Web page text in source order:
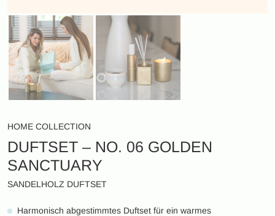
HOME COLLECTION
DUFTSET – NO. 06 GOLDEN
SANCTUARY
SANDELHOLZ DUFTSET
Harmonisch abgestimmtes Duftset für ein warmes